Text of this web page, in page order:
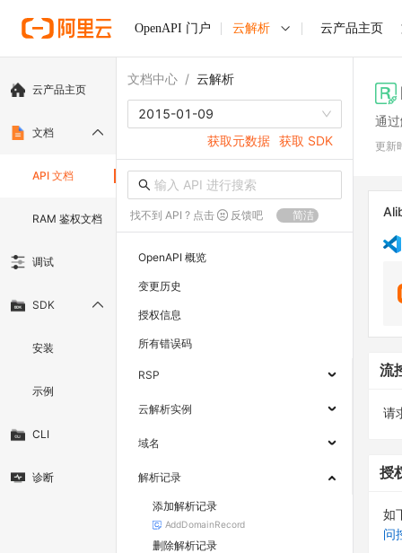
OpenAPI 门户 云解析 云产品主页
云产品主页
文档
API 文档
RAM 鉴权文档
调试
SDK
安装
示例
CLI
诊断
文档中心 / 云解析
2015-01-09
获取元数据 获取 SDK
找不到 API ? 点击 反馈吧 简洁
OpenAPI 概览
变更历史
授权信息
所有错误码
RSP
云解析实例
域名
解析记录
添加解析记录
AddDomainRecord
删除解析记录
通
更新
流
请
授
如
问